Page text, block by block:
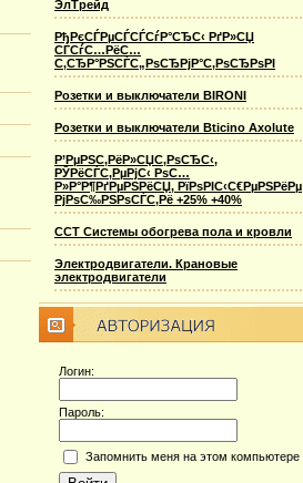
ЭлТрейд
РђРєСЃРµСЃСЃСѓР°СЂС‹ РґР»СЏ
СЃСѓС…РёС…
С‚СЂР°РЅСЃС„РѕСЂРјР°С‚РѕСЂРѕРІ
Розетки и выключатели BIRONI
Розетки и выключатели Bticino Axolute
Р’РµРЅС‚РёР»СЏС‚РѕСЂС‹,
РЎРёСЃС‚РµРјС‹ РѕС…
Р»Р°Р¶РґРµРЅРёСЏ, РїРѕРІС‹С€РµРЅРёРµ
РјРѕС‰РЅРѕСЃС‚Рё +25% +40%
ССТ Системы обогрева пола и кровли
Электродвигатели. Крановые
электродвигатели
Логин:
Пароль:
Запомнить меня на этом компьютере